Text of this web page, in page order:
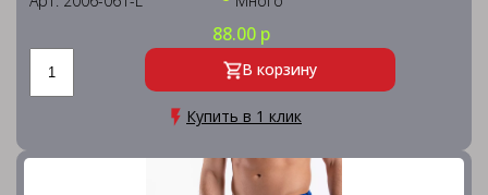
88.00 р
В корзину
Купить в 1 клик